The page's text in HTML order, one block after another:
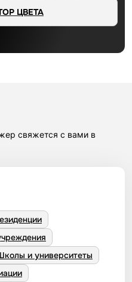
ЦВЕТА
свяжется с вами в
и университеты